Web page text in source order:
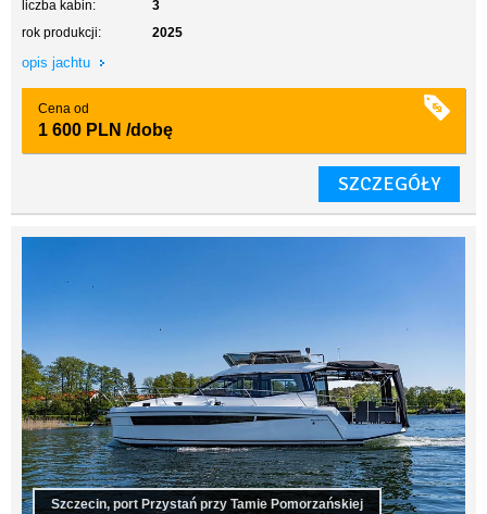
liczba kabin:
3
rok produkcji:
2025
opis jachtu
Cena od
1 600 PLN /dobę
SZCZEGÓŁY
Szczecin, port Przystań przy Tamie Pomorzańskiej